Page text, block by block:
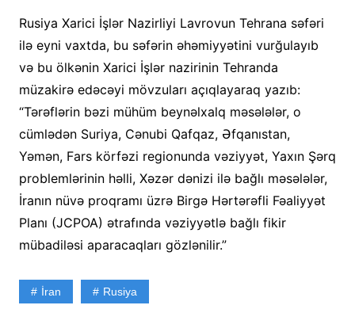
Rusiya Xarici İşlər Nazirliyi Lavrovun Tehrana səfəri
ilə eyni vaxtda, bu səfərin əhəmiyyətini vurğulayıb
və bu ölkənin Xarici İşlər nazirinin Tehranda
müzakirə edəcəyi mövzuları açıqlayaraq yazıb:
“Tərəflərin bəzi mühüm beynəlxalq məsələlər, o
cümlədən Suriya, Cənubi Qafqaz, Əfqanıstan,
Yəmən, Fars körfəzi regionunda vəziyyət, Yaxın Şərq
problemlərinin həlli, Xəzər dənizi ilə bağlı məsələlər,
İranın nüvə proqramı üzrə Birgə Hərtərəfli Fəaliyyət
Planı (JCPOA) ətrafında vəziyyətlə bağlı fikir
mübadiləsi aparacaqları gözlənilir.”
İran Rusiya